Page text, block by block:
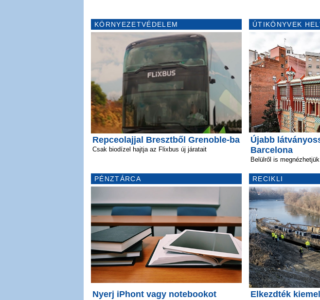
KÖRNYEZETVÉDELEM
Repceolajjal Bresztből Grenoble-ba
Csak biodízel hajtja az Flixbus új járatait
PÉNZTÁRCA
Nyerj iPhont vagy notebookot
ÚTIKÖNYVEK
Újabb
Barcelona
Belülről is
RECIKLI
Elkezdték